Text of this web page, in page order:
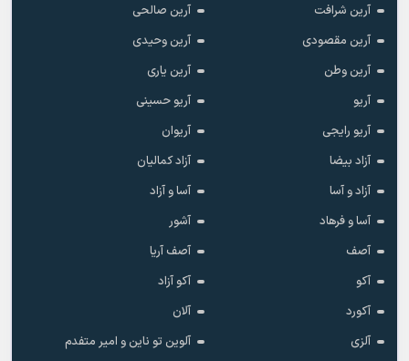
آرین شرافت
آرین صالحی
آرین مقصودی
آرین وحیدی
آرین وطن
آرین یاری
آریو
آریو حسینی
آریو رایجی
آریوان
آزاد بیضا
آزاد کمالیان
آزاد و آسا
آسا و آزاد
آسا و فرهاد
آشور
آصف
آصف آریا
آکو
آکو آزاد
آکورد
آلان
آلزی
آلوین تو ناین و امیر متفدم